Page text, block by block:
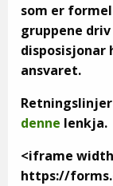
som er
gruppene
disposisjonar
ansvaret.
denne lenkja.
<iframe
https://